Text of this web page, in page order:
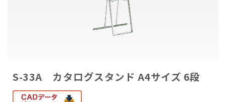
よくあるご質問
S-33A カタログスタンド A4サイズ 6段